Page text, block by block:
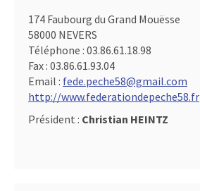
174 Faubourg du Grand Mouësse
58000 NEVERS
Téléphone : 03.86.61.18.98
Fax : 03.86.61.93.04
Email : fede.peche58@gmail.com
http://www.federationdepeche58.fr
Président : Christian HEINTZ